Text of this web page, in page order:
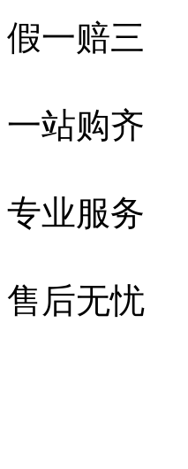
一赔三
站购齐
业服务
后无忧